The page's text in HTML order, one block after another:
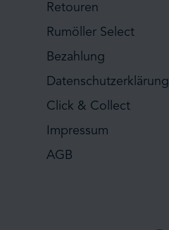
Retouren
Rumöller Select
Bezahlung
Datenschutzerklärung
Click & Collect
Impressum
AGB